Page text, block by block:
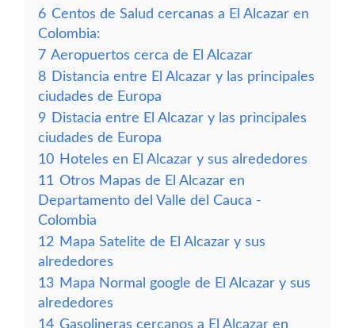
6 Centos de Salud cercanas a El Alcazar en
Colombia:
7 Aeropuertos cerca de El Alcazar
8 Distancia entre El Alcazar y las principales
ciudades de Europa
9 Distacia entre El Alcazar y las principales
ciudades de Europa
10 Hoteles en El Alcazar y sus alrededores
11 Otros Mapas de El Alcazar en
Departamento del Valle del Cauca -
Colombia
12 Mapa Satelite de El Alcazar y sus
alrededores
13 Mapa Normal google de El Alcazar y sus
alrededores
14 Gasolineras cercanos a El Alcazar en